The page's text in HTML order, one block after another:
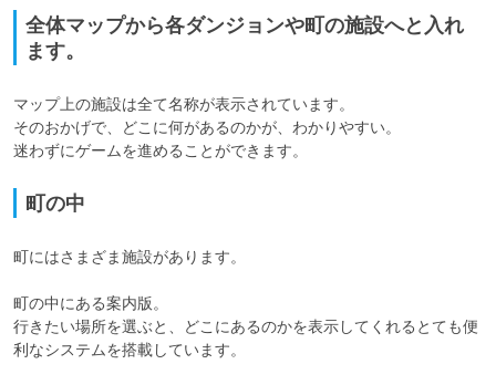
全体マップから各ダンジョンや町の施設へと入れ
ます。
マップ上の施設は全て名称が表示されています。
そのおかげで、どこに何があるのかが、わかりやすい。
迷わずにゲームを進めることができます。
町の中
町にはさまざま施設があります。
町の中にある案内版。
行きたい場所を選ぶと、どこにあるのかを表示してくれるとても便
利なシステムを搭載しています。